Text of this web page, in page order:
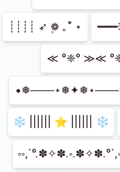
┊┊┊┊ ➶ ❁۪ ｡˚ ⋆
≪ °❈° ≫≪
❄ |||||| ⭐ |||||| ❄